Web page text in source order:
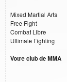
Mixed Martial Arts
Free Fight
Combat Libre
Ultimate Fighting
Votre club de MMA